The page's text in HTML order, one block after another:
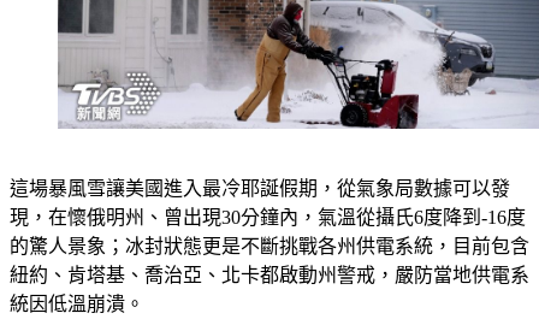
這場暴風雪讓美國進入最冷耶誕假期，從氣象局數據可以發
現，在懷俄明州、曾出現30分鐘內，氣溫從攝氏6度降到-16度
的驚人景象；冰封狀態更是不斷挑戰各州供電系統，目前包含
紐約、肯塔基、喬治亞、北卡都啟動州警戒，嚴防當地供電系
統因低溫崩潰。